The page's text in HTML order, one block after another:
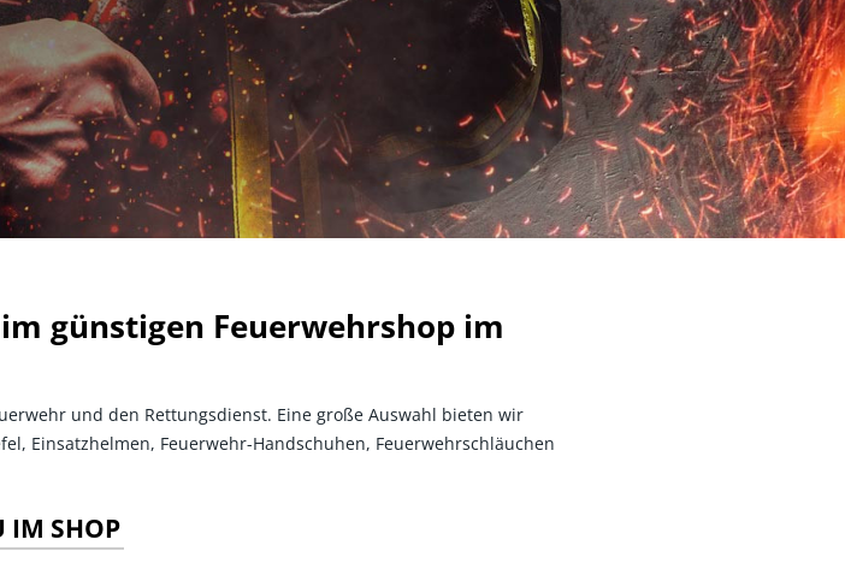
IM SHOP
günstigen Feuerwehrshop im
und den Rettungsdienst. Eine große Auswahl bieten wir
Einsatzhelmen, Feuerwehr-Handschuhen, Feuerwehrschläuchen